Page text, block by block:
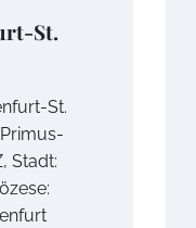
St.
St.
Stadt: